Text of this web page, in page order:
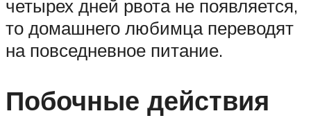
четырех дней рвота не появляется,
то домашнего любимца переводят
на повседневное питание.
Побочные действия